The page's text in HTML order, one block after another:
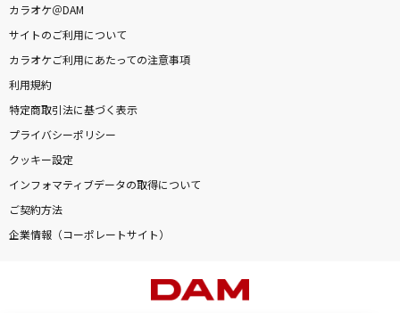
カラオケ＠DAM
サイトのご利用について
カラオケご利用にあたっての注意事項
利用規約
特定商取引法に基づく表示
プライバシーポリシー
クッキー設定
インフォマティブデータの取得について
ご契約方法
企業情報（コーポレートサイト）